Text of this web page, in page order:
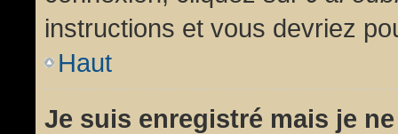
instructions et vous devriez
Haut
Je suis enregistré mais je